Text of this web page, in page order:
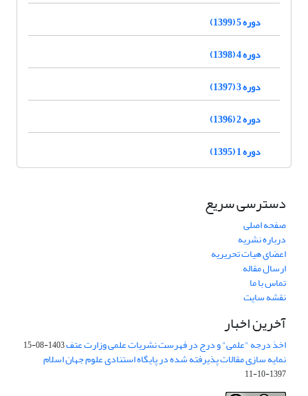
دوره 5 (1399)
دوره 4 (1398)
دوره 3 (1397)
دوره 2 (1396)
دوره 1 (1395)
دسترسی سریع
صفحه اصلی
درباره نشریه
اعضای هیات تحریریه
ارسال مقاله
تماس با ما
نقشه سایت
آخرین اخبار
اخذ درجه "علمی" و درج در فهرست نشریات علمی وزارت عتف1403-08-15
نمایه سازی مقالات پذیرفته شده در پایگاه استنادی علوم جهان اسلام
1397-10-11